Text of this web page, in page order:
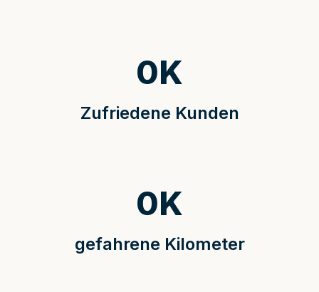
Zufriedene Kunden
0K
gefahrene Kilometer
0K